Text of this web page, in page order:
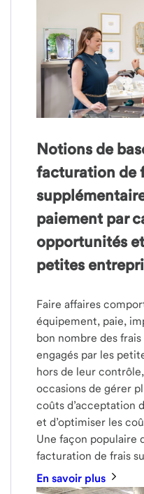
Notions de
facturation de
paiement par
opportunités
petites
Faire affaires
équipement, paie,
bon nombre des
engagés par les
hors de leur
occasions de gérer
coûts d’acceptation
et d’optimiser les
Une façon populaire
facturation de frais
En savoir plus